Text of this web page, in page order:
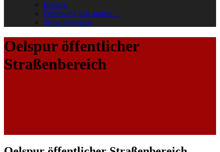
Kontakt
Feuerwehr mal anders…
Sicherheitstipps
Oelspur öffentlicher
Straßenbereich